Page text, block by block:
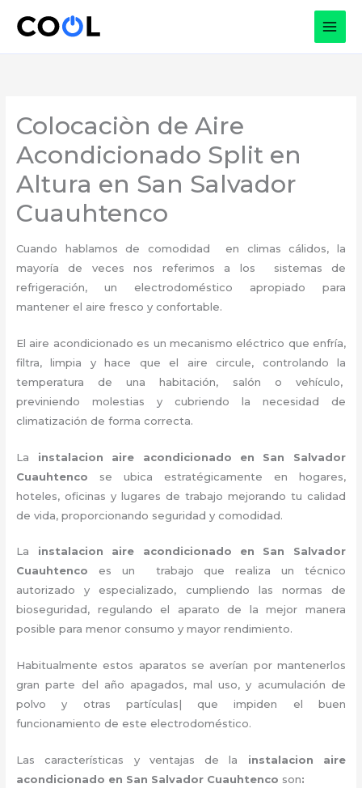
Colocaciòn de Aire
Acondicionado Split en
Altura en San Salvador
Cuauhtenco
Cuando hablamos de comodidad en climas cálidos, la
mayoría de veces nos referimos a los sistemas de
refrigeración, un electrodoméstico apropiado para
mantener el aire fresco y confortable.
El aire acondicionado es un mecanismo eléctrico que enfría,
filtra, limpia y hace que el aire circule, controlando la
temperatura de una habitación, salón o vehículo,
previniendo molestias y cubriendo la necesidad de
climatización de forma correcta.
La instalacion aire acondicionado en San Salvador
Cuauhtenco se ubica estratégicamente en hogares,
hoteles, oficinas y lugares de trabajo mejorando tu calidad
de vida, proporcionando seguridad y comodidad.
La instalacion aire acondicionado en San Salvador
Cuauhtenco
es un
trabajo que realiza un técnico
autorizado y especializado, cumpliendo las normas de
bioseguridad, regulando el aparato de la mejor manera
posible para menor consumo y mayor rendimiento.
Habitualmente estos aparatos se averían por mantenerlos
gran parte del año apagados, mal uso, y acumulación de
polvo y otras partículas| que impiden el buen
funcionamiento de este electrodoméstico.
Las características y ventajas de la instalacion aire
acondicionado en San Salvador Cuauhtenco son: